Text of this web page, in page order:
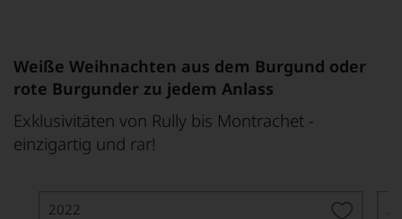
Weiße Weihnachten aus dem Burgund oder
rote Burgunder zu jedem Anlass
Exklusivitäten von Rully bis Montrachet -
einzigartig und rar!
2022